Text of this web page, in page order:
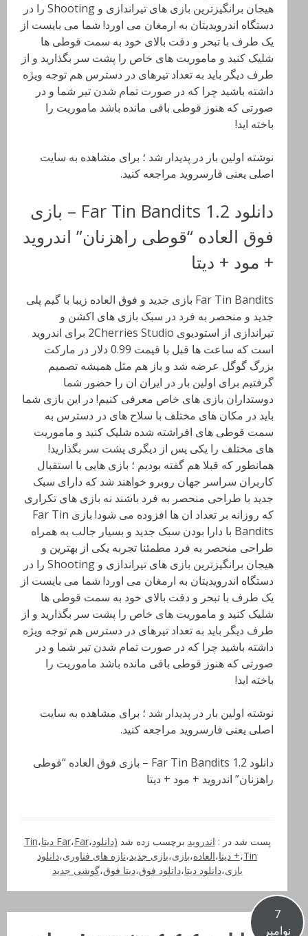
هیجان برانگیزترین بازی های تیراندازی و Shooting را در
دستگاه اندرویدیتان به ارمغان می اورد! شما می بایست از
یک طرف با تبحر و دقت بالای خود به سمت قوطی ها
شلیک کنید و ماموریت های خاص را پشت سر بگذارید و از
طرف دیگر باید به تعداد تیرهای در دسترس هم توجه ویژه
داشته باشید چرا که در صورت تمام شدن تیر شما و در
صورتی که هنوز قوطی باقی مانده باشد ماموریت را
باخته اید!
نوشته اولین بار در پدیدار شد ؛ برای مشاهده به سایت
اصلی یعنی فارسروید مراجعه کنید.
دانلود Far Tin Bandits 1.2 – بازی
فوق العاده “قوطی راهزنان” اندروید
+ مود + دیتا
Far Tin Bandits بازی جدید و فوق العاده زیبا با گیم پلی
جدید و منحصر به فرد در سبک بازی های اکشن و
تیراندازی از استودیوی 2Cherries Studio برای اندروید
است که ساعت ها قبل با قیمت 0.99 دلار در مارکت
بزرگ گوگل عرضه شد و باز هم مثل همیشه تصمیم
گرفتیم برای اولین بار در ایران ان را حضور شما
دوستداران بازی های خاص معرفی کنیم! در این بازی شما
باید در مکان های مختلف با سلاح های در دسترس به
سمت قوطی های افراشته شده شلیک کنید و ماموریت
های مختلف را یکی پس از دیگری پشت سر بگذارید!
همانطور که قبلا هم گفته بودیم ؛ بازی هایی با استقبال
کاربران سراسر جهان روبرو خواهند شد که دارای سبک
جدید با طراحی منحصر به فرد باشند نه بازی های تکراری
که روزانه بر تعداد ان ها افزوده می شود! بازی Far Tin
Bandits با دارا بودن سبک جدید و بسیار جالب به همراه
طراحی منحصر به فرد مطمئنا تجربه یکی از بهترین و
هیجان برانگیزترین بازی های تیراندازی و Shooting را در
دستگاه اندرویدیتان به ارمغان می اورد! شما می بایست از
یک طرف با تبحر و دقت بالای خود به سمت قوطی ها
شلیک کنید و ماموریت های خاص را پشت سر بگذارید و از
طرف دیگر باید به تعداد تیرهای در دسترس هم توجه ویژه
داشته باشید چرا که در صورت تمام شدن تیر شما و در
صورتی که هنوز قوطی باقی مانده باشد ماموریت را
باخته اید!
نوشته اولین بار در پدیدار شد ؛ برای مشاهده به سایت
اصلی یعنی فارسروید مراجعه کنید.
دانلود Far Tin Bandits 1.2 – بازی فوق العاده “قوطی
راهزنان” اندروید + مود + دیتا
پست شد در : اندروید برچسب زده شد (دانلود، Far،Far دیتا ،Tin
+،Tin دیتا ،العاده،بازی،بازی جدید،تازه های فناوری،دانلود
بازی،دانلود دیتا،دانلود فوق،دیتا فوق،گوشی جدید
7
نوامبر